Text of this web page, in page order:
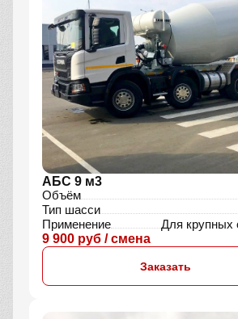
АБС 12 м3
Объём
Тип
Применение
Для крупных
13 400 руб / смена
Заказать